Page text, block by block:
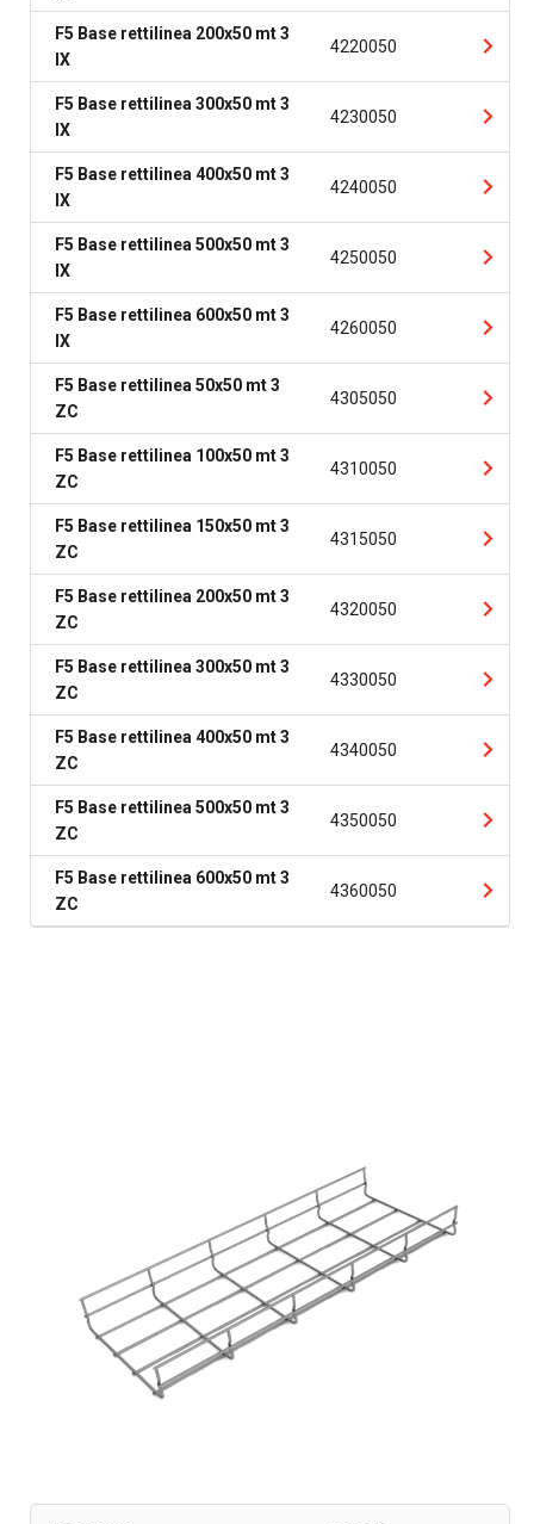
F5 Base rettilinea 200x50 mt 3
IX
4220050
F5 Base rettilinea 300x50 mt 3
IX
4230050
F5 Base rettilinea 400x50 mt 3
IX
4240050
F5 Base rettilinea 500x50 mt 3
IX
4250050
F5 Base rettilinea 600x50 mt 3
IX
4260050
F5 Base rettilinea 50x50 mt 3
ZC
4305050
F5 Base rettilinea 100x50 mt 3
ZC
4310050
F5 Base rettilinea 150x50 mt 3
ZC
4315050
F5 Base rettilinea 200x50 mt 3
ZC
4320050
F5 Base rettilinea 300x50 mt 3
ZC
4330050
F5 Base rettilinea 400x50 mt 3
ZC
4340050
F5 Base rettilinea 500x50 mt 3
ZC
4350050
F5 Base rettilinea 600x50 mt 3
ZC
4360050